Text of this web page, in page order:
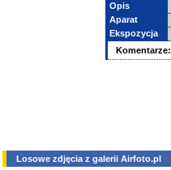
Opis
Aparat
Ekspozycja
Komentarze:
Losowe zdjęcia z galerii Airfoto.pl